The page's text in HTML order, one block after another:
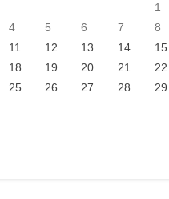
1
4 5 6 7 8
11 12 13 14 15
18 19 20 21 22
25 26 27 28 29